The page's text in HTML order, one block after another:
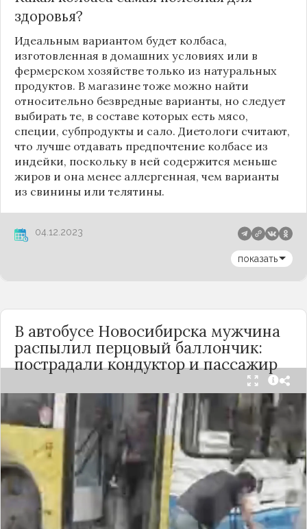
здоровья?
Идеальным вариантом будет колбаса,
изготовленная в домашних условиях или в
фермерском хозяйстве только из натуральных
продуктов. В магазине тоже можно найти
относительно безвредные варианты, но следует
выбирать те, в составе которых есть мясо,
специи, субпродукты и сало. Диетологи считают,
что лучше отдавать предпочтение колбасе из
индейки, поскольку в ней содержится меньше
жиров и она менее аллергенная, чем варианты
из свинины или телятины.
04.12.2023
показать
В автобусе Новосибирска мужчина
распылил перцовый баллончик:
пострадали кондуктор и пассажир
Вечером 24 сентября в салоне автобуса маршрута
№18 в Новосибирске произошёл инцидент с
применением перцового баллончика. Как
сообщили очевидцы в
Telegram-канале
«Инцидент Новосибирск», неизвестный
мужчина с бородой сначала вступил в перепалку
с кондуктором, затем поссорился с другими
пассажирами. В ходе конфликта он достал
газовый баллончик и распылил его в салоне.